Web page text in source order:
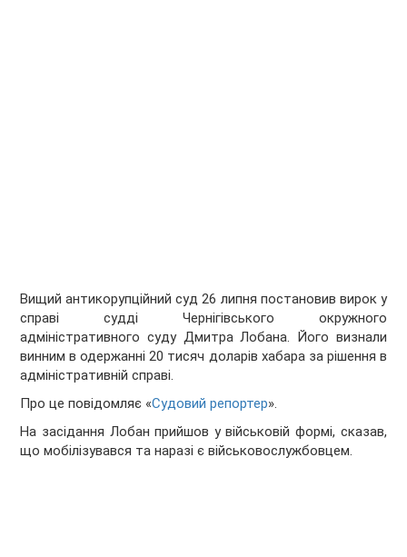
Вищий антикорупційний суд 26 липня постановив вирок у
справі судді Чернігівського окружного
адміністративного суду Дмитра Лобана. Його визнали
винним в одержанні 20 тисяч доларів хабара за рішення в
адміністративній справі.
Про це повідомляє «Судовий репортер».
На засідання Лобан прийшов у військовій формі, сказав,
що мобілізувався та наразі є військовослужбовцем.